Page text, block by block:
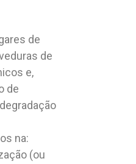
de
de
e,
de
na:
(ou